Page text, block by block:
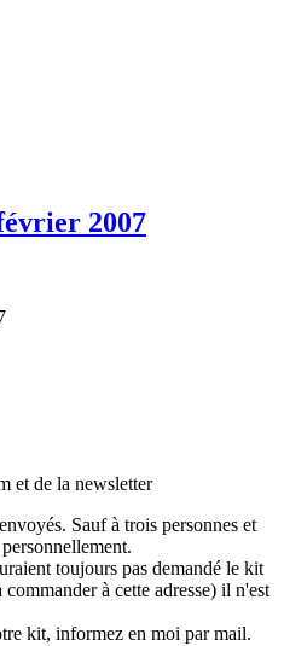
2007
et de la newsletter
Sauf à trois personnes et
toujours pas demandé le kit
à cette adresse) il n'est
kit, informez en moi par mail.